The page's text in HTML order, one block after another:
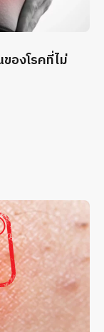
องโรคที่ไม่